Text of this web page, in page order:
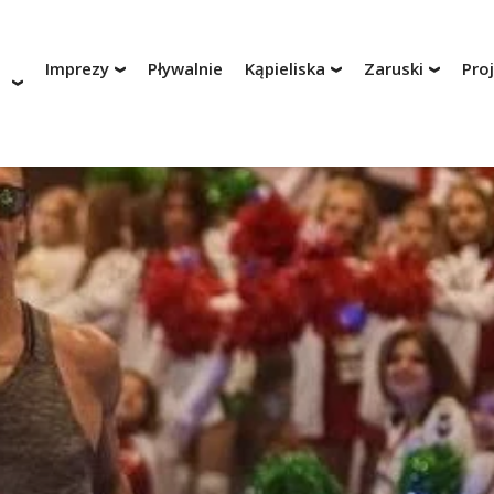
Imprezy Pływalnie Kąpieliska Zaruski